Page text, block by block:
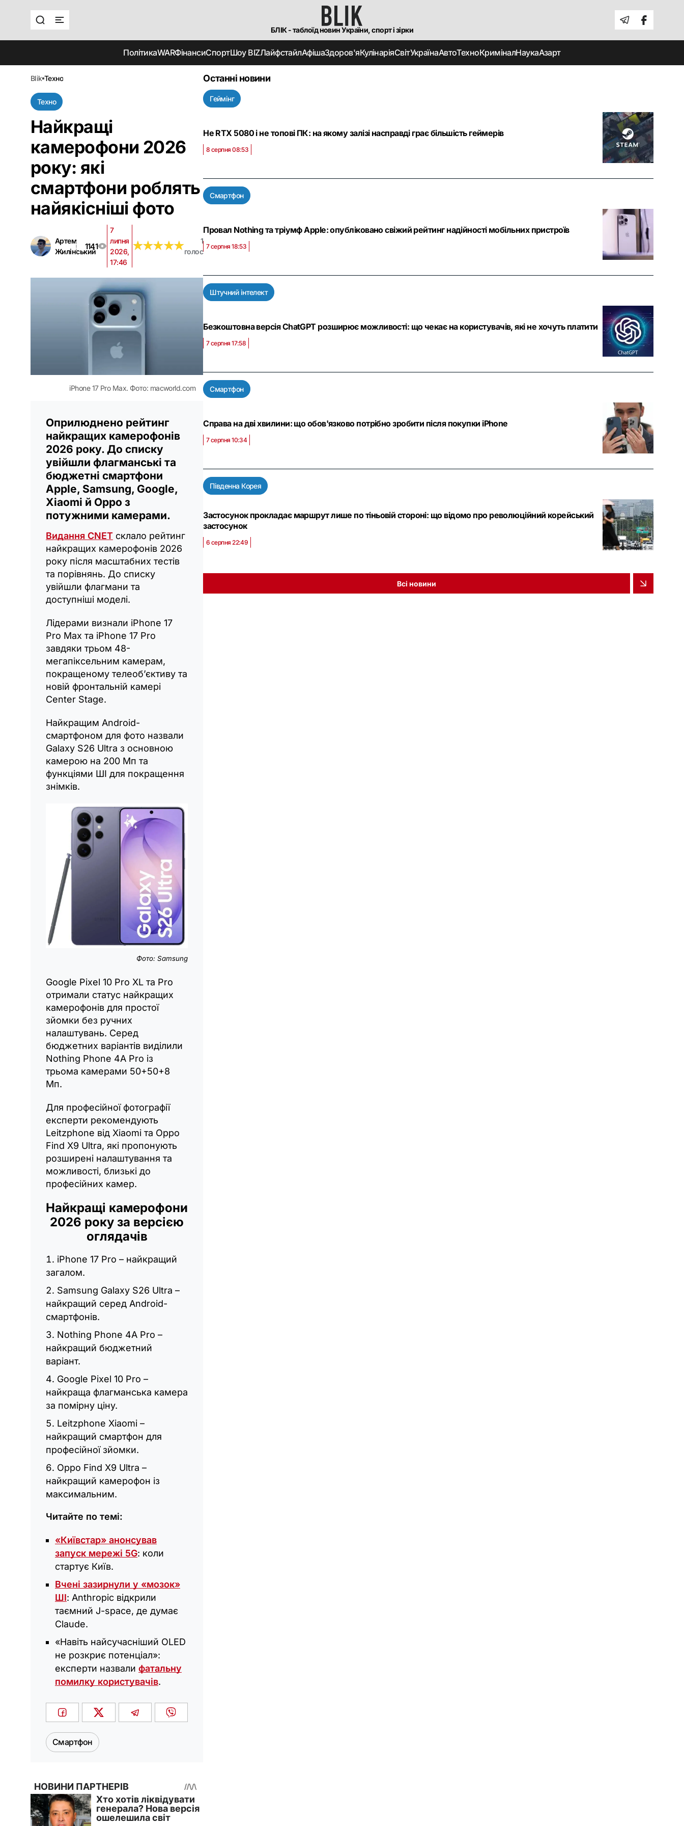
БЛІК - таблоїд новин України, спорт і зірки
ПолітикаWARФінансиСпортШоу BIZЛайфстайлАфішаЗдоров'яКулінаріяСвітУкраїнаАвтоТехноКриміналНаукаАзарт
blik техно
Техно
Найкращі
камерофони 2026
року: які
смартфони роблять
найякісніші фото
Артем
Жилінський
1141
7
липня
2026,
17:46
★★★★★
★★★★★
1
голос
iPhone 17 Pro Max. Фото: macworld.com
Оприлюднено рейтинг
найкращих камерофонів
2026 року. До списку
увійшли флагманські та
бюджетні смартфони
Apple, Samsung, Google,
Xiaomi й Oppo з
потужними камерами.
Видання CNET склало рейтинг
найкращих камерофонів 2026
року після масштабних тестів
та порівнянь. До списку
увійшли флагмани та
доступніші моделі.
Лідерами визнали iPhone 17
Pro Max та iPhone 17 Pro
завдяки трьом 48-
мегапіксельним камерам,
покращеному телеоб’єктиву та
новій фронтальній камері
Center Stage.
Найкращим Android-
смартфоном для фото назвали
Galaxy S26 Ultra з основною
камерою на 200 Мп та
функціями ШІ для покращення
знімків.
Фото: Samsung
Google Pixel 10 Pro XL та Pro
отримали статус найкращих
камерофонів для простої
зйомки без ручних
налаштувань. Серед
бюджетних варіантів виділили
Nothing Phone 4A Pro із
трьома камерами 50+50+8
Мп.
Для професійної фотографії
експерти рекомендують
Leitzphone від Xiaomi та Oppo
Find X9 Ultra, які пропонують
розширені налаштування та
можливості, близькі до
професійних камер.
Найкращі камерофони
2026 року за версією
оглядачів
iPhone 17 Pro – найкращий
загалом.
Samsung Galaxy S26 Ultra –
найкращий серед Android-
смартфонів.
Nothing Phone 4A Pro –
найкращий бюджетний
варіант.
Google Pixel 10 Pro –
найкраща флагманська камера
за помірну ціну.
Leitzphone Xiaomi –
найкращий смартфон для
професійної зйомки.
Oppo Find X9 Ultra –
найкращий камерофон із
максимальним.
Читайте по темі:
«Київстар» анонсував
запуск мережі 5G: коли
стартує Київ.
Вчені зазирнули у «мозок»
ШІ: Anthropic відкрили
таємний J-space, де думає
Claude.
«Навіть найсучасніший OLED
не розкриє потенціал»:
експерти назвали фатальну
помилку користувачів.
Смартфон
Останні новини
Геймінг
Не RTX 5080 і не топові ПК: на якому залізі насправді грає більшість геймерів
8 серпня 08:53
Смартфон
Провал Nothing та тріумф Apple: опубліковано свіжий рейтинг надійності мобільних пристроїв
7 серпня 18:53
Штучний інтелект
Безкоштовна версія ChatGPT розширює можливості: що чекає на користувачів, які не хочуть платити
7 серпня 17:58
Смартфон
Справа на дві хвилини: що обов'язково потрібно зробити після покупки iPhone
7 серпня 10:34
Південна Корея
Застосунок прокладає маршрут лише по тіньовій стороні: що відомо про революційний корейський
застосунок
6 серпня 22:49
Всі новини